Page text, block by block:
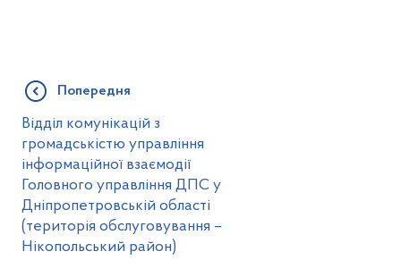
Попередня
Відділ комунікацій з
громадськістю управління
інформаційної взаємодії
Головного управління ДПС у
Дніпропетровській області
(територія обслуговування –
Нікопольський район)